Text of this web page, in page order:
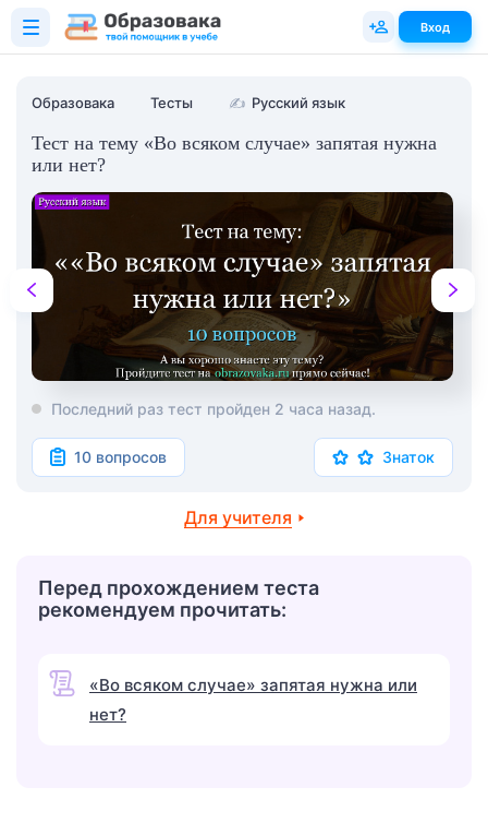
Образовака Тесты ✍ Русский язык
Тест на тему «Во всяком случае» запятая нужна
или нет?
Последний раз тест пройден 2 часа назад.
10 вопросов Знаток
Для учителя
Перед прохождением теста
рекомендуем прочитать:
«Во всяком случае» запятая нужна или
нет?
Вход